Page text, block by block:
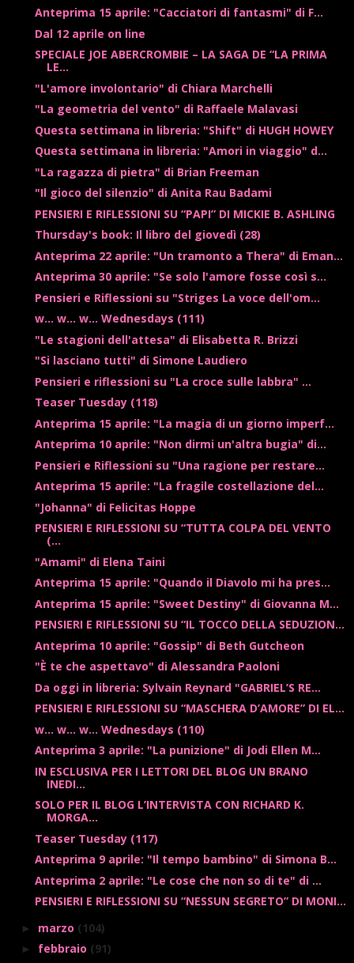
Anteprima 15 aprile: "Cacciatori di fantasmi" di F...
Dal 12 aprile on line
SPECIALE JOE ABERCROMBIE – LA SAGA DE “LA PRIMA
LE...
"L'amore involontario" di Chiara Marchelli
"La geometria del vento" di Raffaele Malavasi
Questa settimana in libreria: "Shift" di HUGH HOWEY
Questa settimana in libreria: "Amori in viaggio" d...
"La ragazza di pietra" di Brian Freeman
"Il gioco del silenzio" di Anita Rau Badami
PENSIERI E RIFLESSIONI SU “PAPI” DI MICKIE B. ASHLING
Thursday's book: Il libro del giovedì (28)
Anteprima 22 aprile: "Un tramonto a Thera" di Eman...
Anteprima 30 aprile: "Se solo l'amore fosse così s...
Pensieri e Riflessioni su "Striges La voce dell'om...
w... w... w... Wednesdays (111)
"Le stagioni dell'attesa" di Elisabetta R. Brizzi
"Si lasciano tutti" di Simone Laudiero
Pensieri e riflessioni su "La croce sulle labbra" ...
Teaser Tuesday (118)
Anteprima 15 aprile: "La magia di un giorno imperf...
Anteprima 10 aprile: "Non dirmi un'altra bugia" di...
Pensieri e Riflessioni su "Una ragione per restare...
Anteprima 15 aprile: "La fragile costellazione del...
"Johanna" di Felicitas Hoppe
PENSIERI E RIFLESSIONI SU “TUTTA COLPA DEL VENTO
(...
"Amami" di Elena Taini
Anteprima 15 aprile: "Quando il Diavolo mi ha pres...
Anteprima 15 aprile: "Sweet Destiny" di Giovanna M...
PENSIERI E RIFLESSIONI SU “IL TOCCO DELLA SEDUZION...
Anteprima 10 aprile: "Gossip" di Beth Gutcheon
"È te che aspettavo" di Alessandra Paoloni
Da oggi in libreria: Sylvain Reynard "GABRIEL’S RE...
PENSIERI E RIFLESSIONI SU “MASCHERA D’AMORE” DI EL...
w... w... w... Wednesdays (110)
Anteprima 3 aprile: "La punizione" di Jodi Ellen M...
IN ESCLUSIVA PER I LETTORI DEL BLOG UN BRANO
INEDI...
SOLO PER IL BLOG L’INTERVISTA CON RICHARD K.
MORGA...
Teaser Tuesday (117)
Anteprima 9 aprile: "Il tempo bambino" di Simona B...
Anteprima 2 aprile: "Le cose che non so di te" di ...
PENSIERI E RIFLESSIONI SU “NESSUN SEGRETO” DI MONI...
► marzo (104)
► febbraio (91)